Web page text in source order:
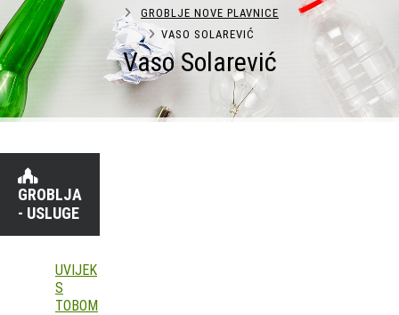
Vaso Solarević
GROBLJE NOVE PLAVNICE
VASO SOLAREVIĆ
GROBLJA
- USLUGE
UVIJEK
S
TOBOM